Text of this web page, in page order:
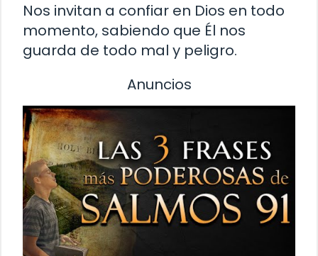
Nos invitan a confiar en Dios en todo
momento, sabiendo que Él nos
guarda de todo mal y peligro.
Anuncios